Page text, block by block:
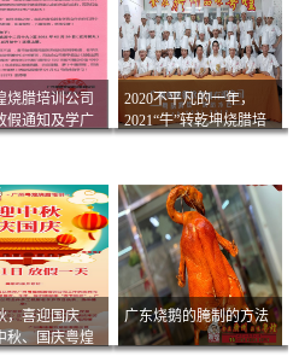
烧腊培训公司
假通知及学广
2020不平凡的一年，
2021“牛”转乾坤烧腊培
，喜迎国庆
秋、国庆粤煌
广东烧鹅的腌制的方法